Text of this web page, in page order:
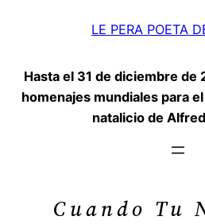
LE PERA POETA
Hasta el 31 de diciembre de
homenajes mundiales para
natalicio de
Cuando Tu